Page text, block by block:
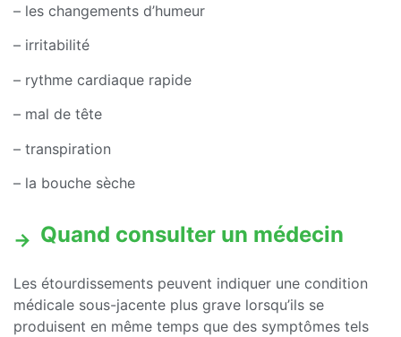
– les changements d’humeur
– irritabilité
– rythme cardiaque rapide
– mal de tête
– transpiration
– la bouche sèche
Quand consulter un médecin
Les étourdissements peuvent indiquer une condition
médicale sous-jacente plus grave lorsqu’ils se
produisent en même temps que des symptômes tels